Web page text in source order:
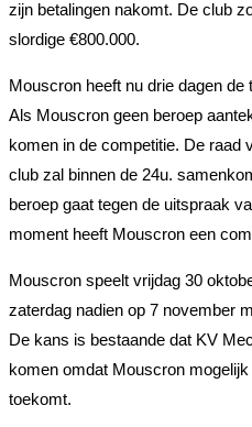
zijn betalingen nakomt. De club
slordige €800.000.
Mouscron heeft nu drie dagen de
Als Mouscron geen beroep
komen in de competitie. De raad
club zal binnen de 24u.
beroep gaat tegen de uitspraak
moment heeft Mouscron een
Mouscron speelt vrijdag 30
zaterdag nadien op 7 november
De kans is bestaande dat KV
komen omdat Mouscron
toekomt.